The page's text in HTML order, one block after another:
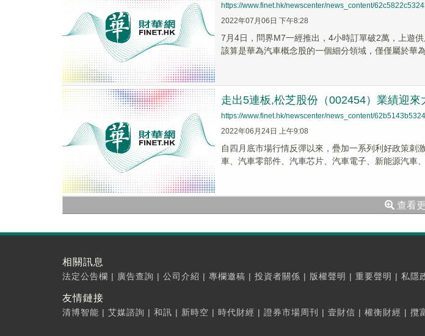
https://www.finet.hk/newscenter/news_content/
2022年07月06日 下午8:28
7月4日，問界M7一經推出，4小時訂單破2萬，上遊
該算是華為汽車概念股的一個細分領域，僅僅屬於華為
走出5連板,松芝股份（002454）業績迎來
https://www.finet.hk/newscenter/news_content/
2022年06月24日 上午9:08
自四月底市場行情反彈以來，疊加一系列利好政策刺
車、汽車零部件、汽車芯片、汽車電子、新能源汽車、
查看
相關訊息
法定公告欄 | 廣告查詢 | 公司介紹 | 專欄邀稿 | 投資者關係 | 版權聲明 | 重要聲明 | 私隱
友情鏈接
清博智能 | 艾媒諮詢 | 和訊 | 新時空 | 時代財經 | 證券市場周刊 | 壹財信 | 權衡財經 | 攬